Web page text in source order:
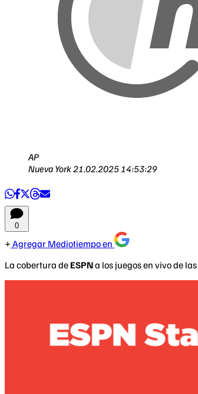
AP
Nueva York21.02.2025 14:53:29
0
Agregar Mediotiempo en
La cobertura de ESPNa los juegos en vivo de las